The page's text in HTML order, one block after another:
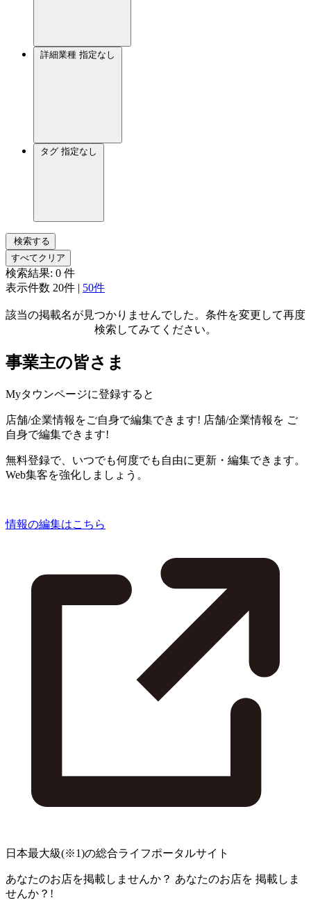
詳細業種 指定なし
タグ 指定なし
検索する
すべてクリア
検索結果: 0 件
表示件数 20件 | 50件
該当の掲載名が見つかりませんでした。条件を変更して再度
検索してみてください。
事業主の皆さま
Myタウンページに登録すると
店舗/企業情報をご自身で編集できます! 店舗/企業情報を ご
自身で編集できます!
無料登録で、いつでも何度でも自由に更新・編集できます。
Web集客を強化しましょう。
情報の編集はこちら
日本最大級(※1)の総合ライフポータルサイト
あなたのお店を掲載しませんか？ あなたのお店を 掲載しま
せんか？!